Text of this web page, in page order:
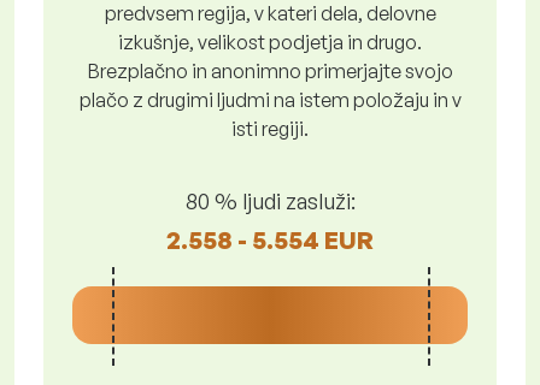
predvsem regija, v kateri dela, delovne
izkušnje, velikost podjetja in drugo.
Brezplačno in anonimno primerjajte svojo
plačo z drugimi ljudmi na istem položaju in v
isti regiji.
80 % ljudi zasluži:
2.558 - 5.554 EUR